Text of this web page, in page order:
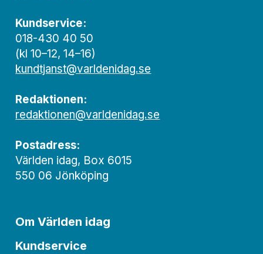
Kundservice:
018-430 40 50
(kl 10–12, 14–16)
kundtjanst@varldenidag.se
Redaktionen:
redaktionen@varldenidag.se
Postadress:
Världen idag, Box 6015
550 06 Jönköping
Om Världen idag
Kundservice